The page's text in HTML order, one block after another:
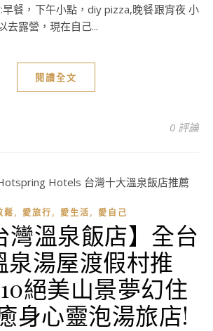
餐，下午小點，diy pizza,晚餐跟宵夜 小
去露營，現在自己...
閱讀全文
0 評論
鬆, 愛旅行, 愛生活, 愛自己
灣溫泉飯店】全台
泉湯屋渡假村推
絕美山景夢幻住
身心靈泡湯旅店!